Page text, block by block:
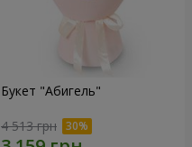
Букет "Абигель"
4 513 грн